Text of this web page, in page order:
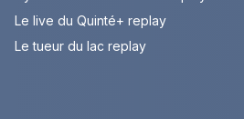
Le live du Quinté+ replay
Le tueur du lac replay